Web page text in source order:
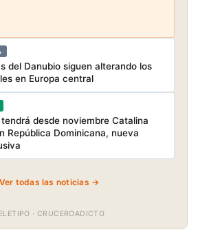
del Danubio siguen alterando los
en Europa central
desde noviembre Catalina
República Dominicana, nueva
Ver todas las noticias →
· CRUCEROADICTO